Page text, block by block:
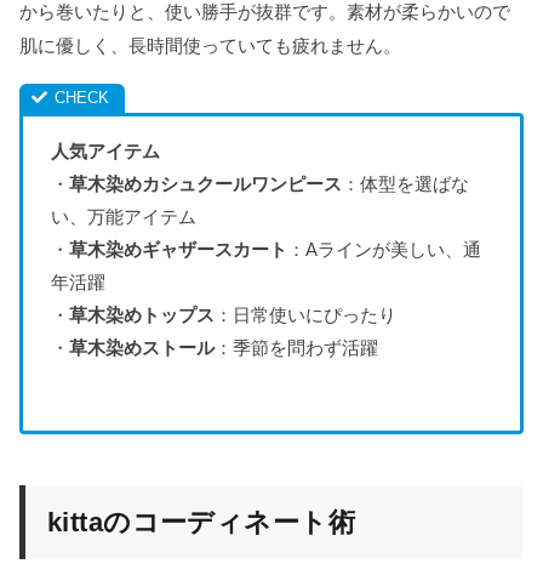
から巻いたりと、使い勝手が抜群です。素材が柔らかいので
肌に優しく、長時間使っていても疲れません。
人気アイテム
・ 草木染めカシュクールワンピース ：体型を選ばな
い、万能アイテム
・ 草木染めギャザースカート ：Aラインが美しい、通
年活躍
・ 草木染めトップス ：日常使いにぴったり
・ 草木染めストール：季節を問わず活躍
kittaのコーディネート術